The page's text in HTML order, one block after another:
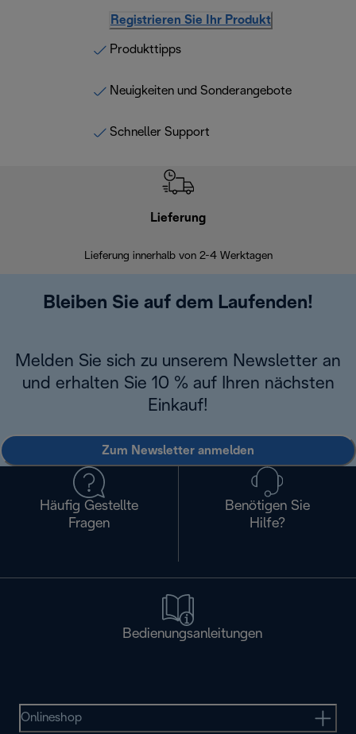
Registrieren Sie Ihr Produkt
Produkttipps
Neuigkeiten und Sonderangebote
Schneller Support
Lieferung
Lieferung innerhalb von 2-4 Werktagen
Bleiben Sie auf dem Laufenden!
Melden Sie sich zu unserem Newsletter an
und erhalten Sie 10 % auf Ihren nächsten
Einkauf!
Zum Newsletter anmelden
Häufig Gestellte
Fragen
Benötigen Sie
Hilfe?
Bedienungsanleitungen
Onlineshop